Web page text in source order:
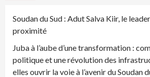
Soudan du Sud : Adut Salva Kiir, le
proximité
Juba à l’aube d’une transformation :
politique et une révolution des
elles ouvrir la voie à l’avenir du Soudan